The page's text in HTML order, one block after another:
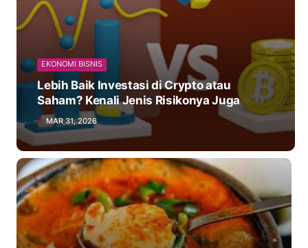
EKONOMI BISNIS
Lebih Baik Investasi di Crypto atau
Saham? Kenali Jenis Risikonya Juga
MAR 31, 2026